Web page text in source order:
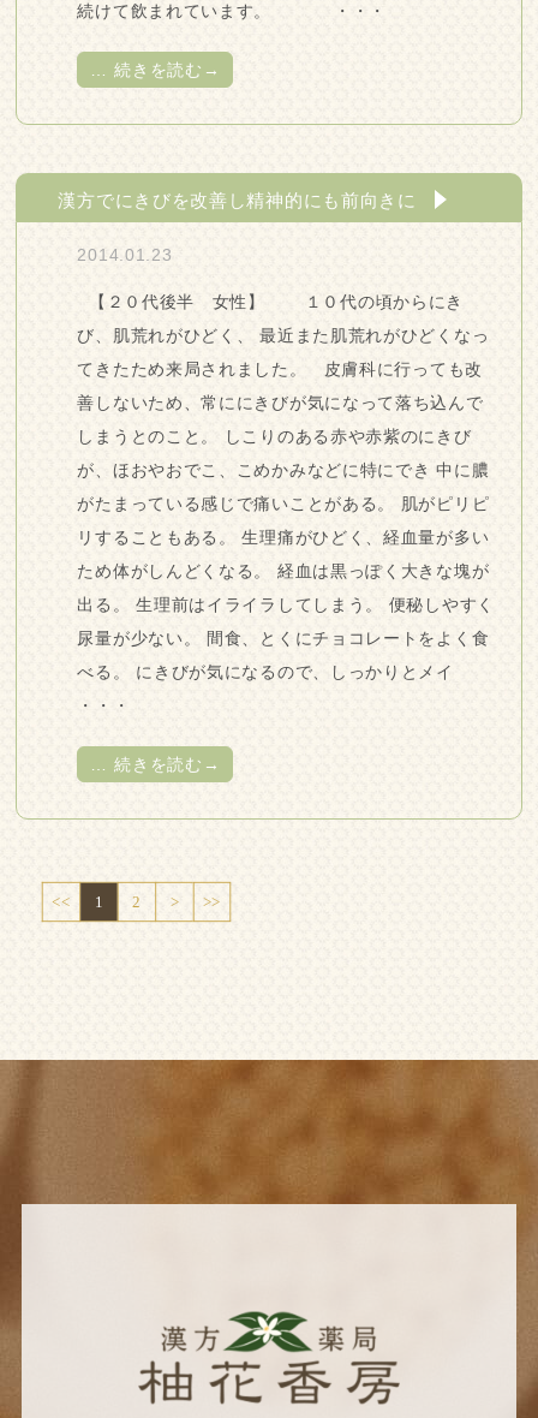
続けて飲まれています。 ・・・
… 続きを読む→
漢方でにきびを改善し精神的にも前向きに
2014.01.23
【２０代後半 女性】 １０代の頃からにき
び、肌荒れがひどく、 最近また肌荒れがひどくなっ
てきたため来局されました。 皮膚科に行っても改
善しないため、常ににきびが気になって落ち込んで
しまうとのこと。 しこりのある赤や赤紫のにきび
が、ほおやおでこ、こめかみなどに特にでき 中に膿
がたまっている感じで痛いことがある。 肌がピリピ
リすることもある。 生理痛がひどく、経血量が多い
ため体がしんどくなる。 経血は黒っぽく大きな塊が
出る。 生理前はイライラしてしまう。 便秘しやすく
尿量が少ない。 間食、とくにチョコレートをよく食
べる。 にきびが気になるので、しっかりとメイ
・・・
… 続きを読む→
<< 1 2 > >>